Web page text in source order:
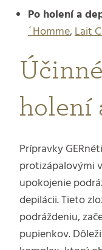
Po holení a
´Homme,Lait
holení
Prípravky
protizápalovými
upokojenie
depilácii. Tieto
podráždeniu,
pupienkov.